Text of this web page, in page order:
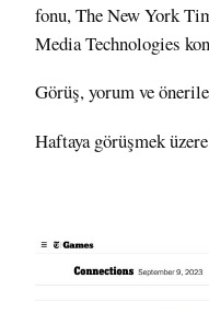
fonu, The New York
Media Technologies
Görüş, yorum ve
Haftaya görüşmek